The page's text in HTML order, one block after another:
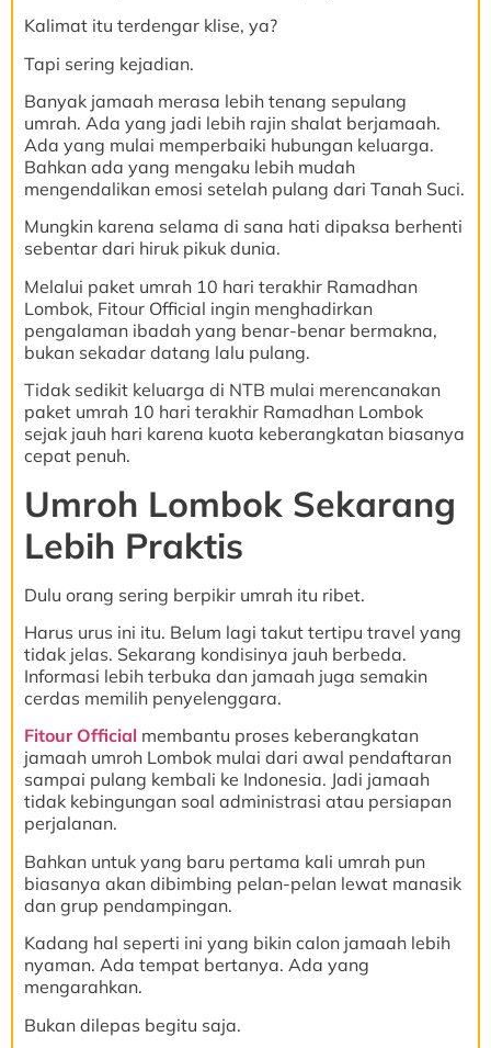
Kalimat itu terdengar klise, ya?
Tapi sering kejadian.
Banyak jamaah merasa lebih tenang sepulang
umrah. Ada yang jadi lebih rajin shalat berjamaah.
Ada yang mulai memperbaiki hubungan keluarga.
Bahkan ada yang mengaku lebih mudah
mengendalikan emosi setelah pulang dari Tanah Suci.
Mungkin karena selama di sana hati dipaksa berhenti
sebentar dari hiruk pikuk dunia.
Melalui paket umrah 10 hari terakhir Ramadhan
Lombok, Fitour Official ingin menghadirkan
pengalaman ibadah yang benar-benar bermakna,
bukan sekadar datang lalu pulang.
Tidak sedikit keluarga di NTB mulai merencanakan
paket umrah 10 hari terakhir Ramadhan Lombok
sejak jauh hari karena kuota keberangkatan biasanya
cepat penuh.
Umroh Lombok Sekarang
Lebih Praktis
Dulu orang sering berpikir umrah itu ribet.
Harus urus ini itu. Belum lagi takut tertipu travel yang
tidak jelas. Sekarang kondisinya jauh berbeda.
Informasi lebih terbuka dan jamaah juga semakin
cerdas memilih penyelenggara.
Fitour Official membantu proses keberangkatan
jamaah umroh Lombok mulai dari awal pendaftaran
sampai pulang kembali ke Indonesia. Jadi jamaah
tidak kebingungan soal administrasi atau persiapan
perjalanan.
Bahkan untuk yang baru pertama kali umrah pun
biasanya akan dibimbing pelan-pelan lewat manasik
dan grup pendampingan.
Kadang hal seperti ini yang bikin calon jamaah lebih
nyaman. Ada tempat bertanya. Ada yang
mengarahkan.
Bukan dilepas begitu saja.